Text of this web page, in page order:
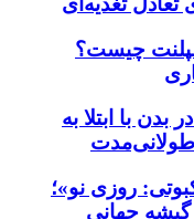
چیست؟
با ابتلا به
روزی نو»؛